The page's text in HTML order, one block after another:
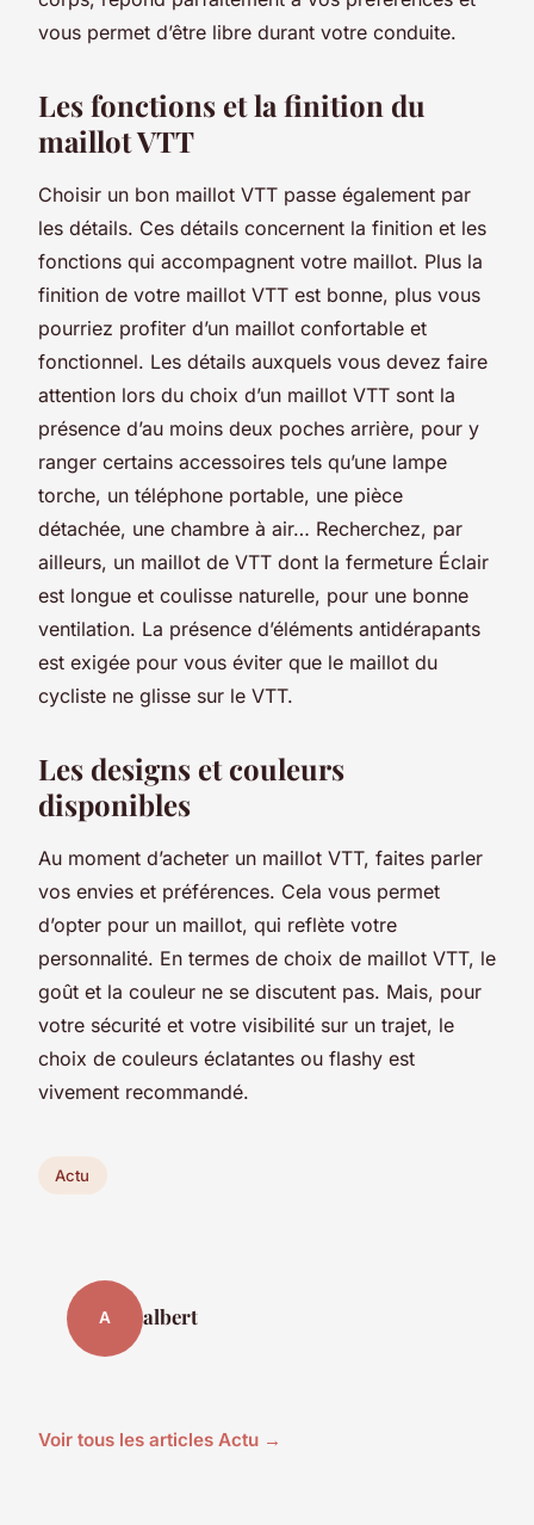
vous permet d’être libre durant votre conduite.
Les fonctions et la finition du
maillot VTT
Choisir un bon maillot VTT passe également par
les détails. Ces détails concernent la finition et les
fonctions qui accompagnent votre maillot. Plus la
finition de votre maillot VTT est bonne, plus vous
pourriez profiter d’un maillot confortable et
fonctionnel. Les détails auxquels vous devez faire
attention lors du choix d’un maillot VTT sont la
présence d’au moins deux poches arrière, pour y
ranger certains accessoires tels qu’une lampe
torche, un téléphone portable, une pièce
détachée, une chambre à air… Recherchez, par
ailleurs, un maillot de VTT dont la fermeture Éclair
est longue et coulisse naturelle, pour une bonne
ventilation. La présence d’éléments antidérapants
est exigée pour vous éviter que le maillot du
cycliste ne glisse sur le VTT.
Les designs et couleurs
disponibles
Au moment d’acheter un maillot VTT, faites parler
vos envies et préférences. Cela vous permet
d’opter pour un maillot, qui reflète votre
personnalité. En termes de choix de maillot VTT, le
goût et la couleur ne se discutent pas. Mais, pour
votre sécurité et votre visibilité sur un trajet, le
choix de couleurs éclatantes ou flashy est
vivement recommandé.
Actu
A albert
Voir tous les articles Actu →